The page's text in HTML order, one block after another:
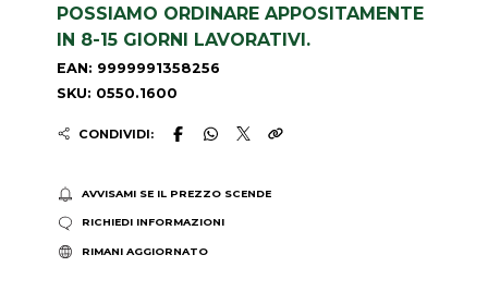
POSSIAMO ORDINARE APPOSITAMENTE
IN 8-15 GIORNI LAVORATIVI.
EAN: 9999991358256
SKU: 0550.1600
CONDIVIDI:
AVVISAMI SE IL PREZZO SCENDE
RICHIEDI INFORMAZIONI
RIMANI AGGIORNATO